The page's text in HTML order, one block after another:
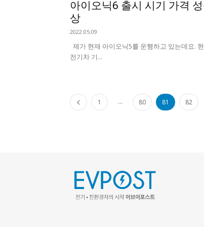
아이오닉6 출시 시기 가격
상
2022.05.09
제가 현재 아이오닉5를 운행하고 있는데요.
전기차 기...
1 ... 80 81 82